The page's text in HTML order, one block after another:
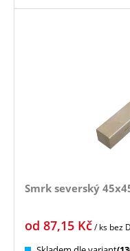
Smrk severský
od 87,15 Kč/ ks bez